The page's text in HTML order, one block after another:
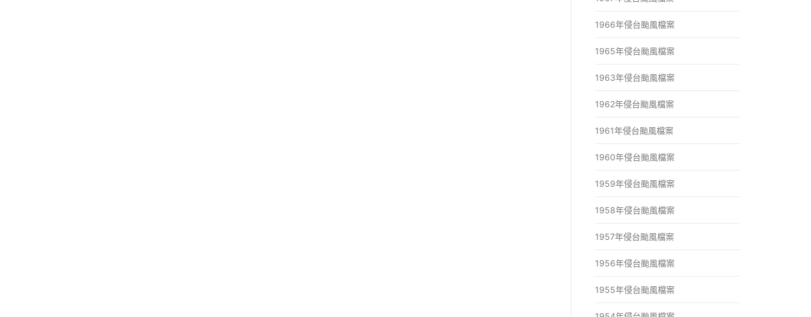
1966年侵台颱風檔案
1965年侵台颱風檔案
1963年侵台颱風檔案
1962年侵台颱風檔案
1961年侵台颱風檔案
1960年侵台颱風檔案
1959年侵台颱風檔案
1958年侵台颱風檔案
1957年侵台颱風檔案
1956年侵台颱風檔案
1955年侵台颱風檔案